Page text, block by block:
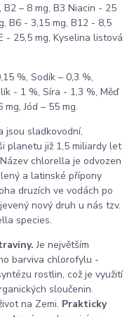
B2 – 8 mg, B3 Niacin - 25
B6 - 3,15 mg, B12 - 8,5
- 25,5 mg, Kyselina listová
%, Sodík – 0,3 %,
- 1 %, Síra - 1,3 %, Měď
Jód – 55 mg.
jsou sladkovodní,
planetu již 1,5 miliardy let
chlorella je odvozen
a latinské přípony
druzích ve vodách po
nový druh u nás tzv.
species.
Je největším
barviva chlorofylu -
rostlin, což je využití
sloučenin.
na Zemi. Prakticky